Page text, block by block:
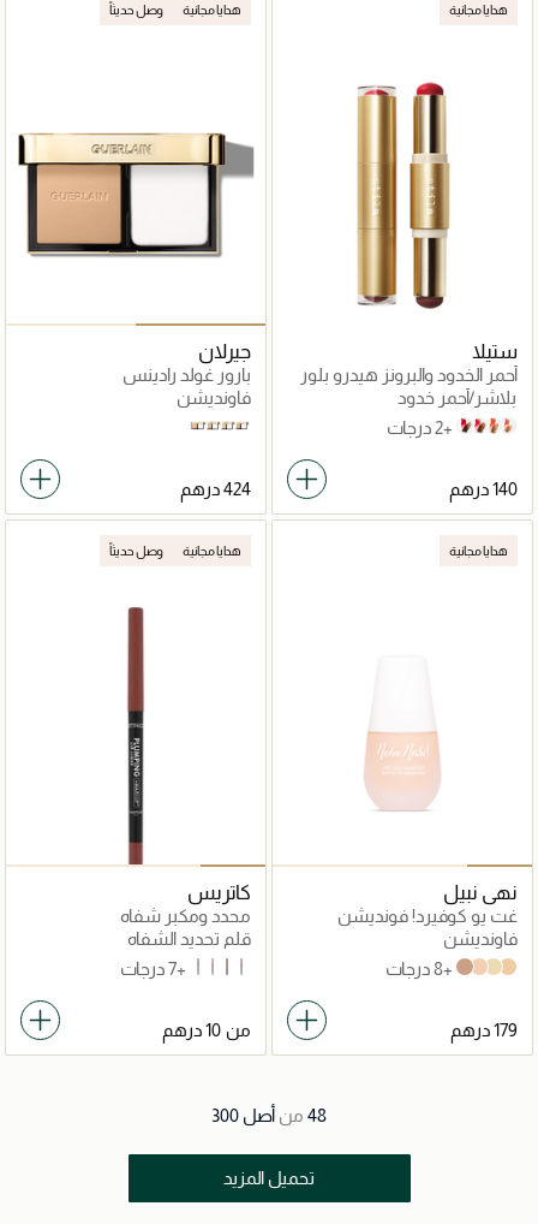
هدايا مجانية
ستيلا
أحمر الخدود والبرونز هيدرو بلور
تشيك ديو
بلاشر/أحمر خدود
Grapefruit and Caramel
Papaya and Tan
Guava and Mocha
Cranberry and Mahogany
+2 درجات
هدايا مجانية وصل حديثاً
جيرلان
بارور غولد رادينس
فاونديشن
3N
0N
2N
1N
هدايا مجانية
نهى نبيل
غت يو كوفيرد! فونديشن
مطفي
فاونديشن
W10
W20
W30
W40+8 درجات
هدايا مجانية وصل حديثاً
كاتريس
محدد ومكبر شفاه
قلم تحديد الشفاه
040 Starring Role
100 Go All-Out
010 Understated Chic
060 Cheers To Life +7 درجات
من
48 من أصل
تحميل المزيد